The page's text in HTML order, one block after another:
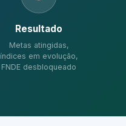
Resultado
Metas atingidas,
índices em evolução,
FNDE desbloqueado